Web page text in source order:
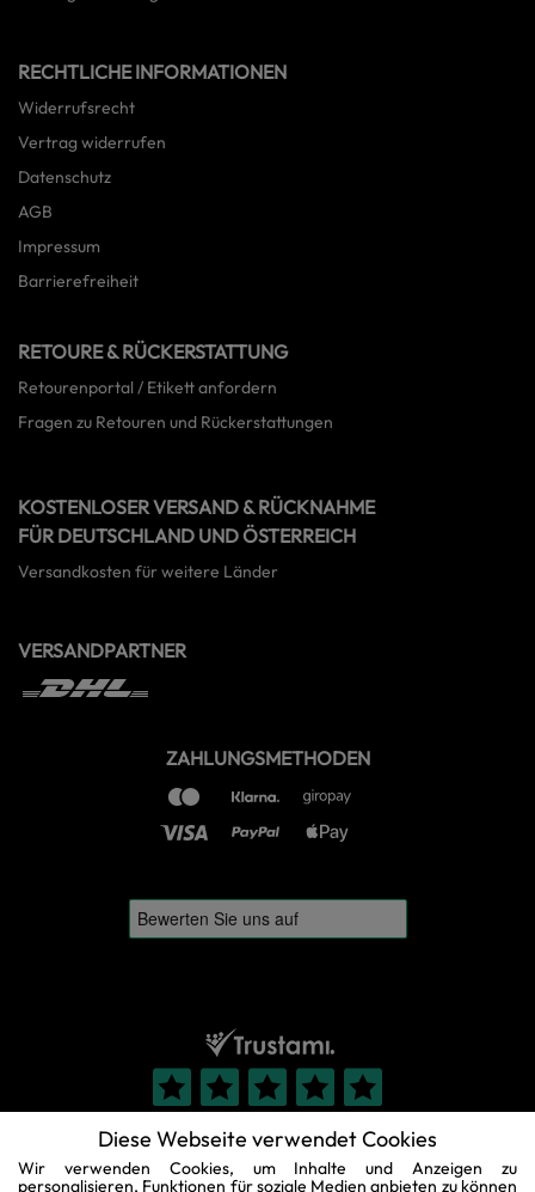
Diese Webseite verwendet Cookies
Wir verwenden Cookies, um Inhalte und Anzeigen zu
personalisieren, Funktionen für soziale Medien anbieten zu können
RECHTLICHE INFORMATIONEN
Widerrufsrecht
Vertrag widerrufen
Datenschutz
AGB
Impressum
Barrierefreiheit
RETOURE & RÜCKERSTATTUNG
Retourenportal / Etikett anfordern
Fragen zu Retouren und Rückerstattungen
KOSTENLOSER VERSAND & RÜCKNAHME
FÜR DEUTSCHLAND UND ÖSTERREICH
Versandkosten für weitere Länder
VERSANDPARTNER
ZAHLUNGSMETHODEN